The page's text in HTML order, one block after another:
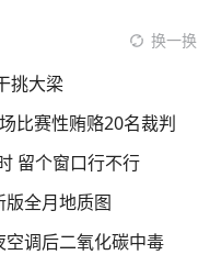
换一换
挑大梁
比赛性贿赂20名裁判
留个窗口行不行
全月地质图
空调后二氧化碳中毒